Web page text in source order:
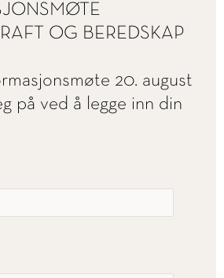
OG BEREDSKAP
20. august
på ved å legge inn din